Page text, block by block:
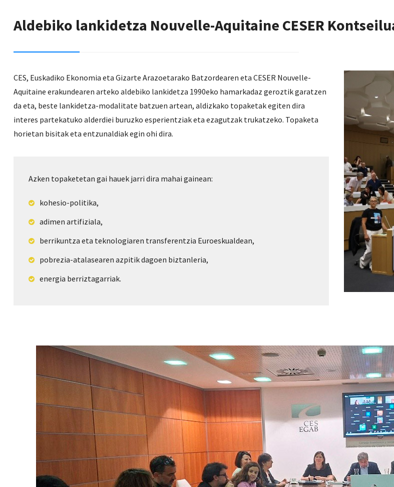
Aldebiko lankidetza Nouvelle-Aquitaine CESER
CES, Euskadiko Ekonomia eta Gizarte Arazoetarako Batzordearen eta CESER Nouvelle-
Aquitaine erakundearen arteko aldebiko lankidetza 1990eko hamarkadaz geroztik garatzen
da eta, beste lankidetza-modalitate batzuen artean, aldizkako topaketak egiten dira
interes partekatuko alderdiei buruzko esperientziak eta ezagutzak trukatzeko. Topaketa
horietan bisitak eta entzunaldiak egin ohi dira.
Azken topaketetan gai hauek jarri dira mahai gainean:
kohesio-politika,
adimen artifiziala,
berrikuntza eta teknologiaren transferentzia Euroeskualdean,
pobrezia-atalasearen azpitik dagoen biztanleria,
energia berriztagarriak.